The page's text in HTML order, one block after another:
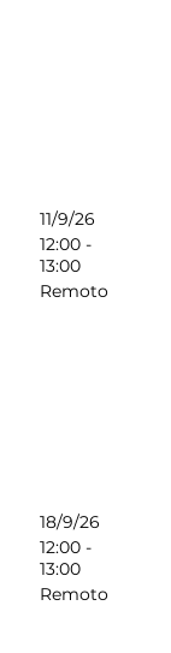
11/9/26
12:00 -
13:00
Remoto
18/9/26
12:00 -
13:00
Remoto